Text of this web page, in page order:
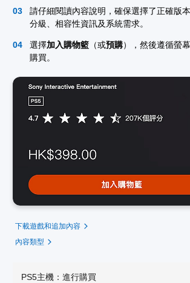
請仔細閱讀內容說明，確保選擇了正確版
分級、相容性資訊及系統需求。
選擇加入購物籃 （或預購），然後遵循螢
購買。
下載遊戲和追加內容
內容類型
PS5主機：進行購買